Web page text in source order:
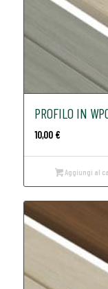
PROFILO IN
10,00 €
Aggiungi al